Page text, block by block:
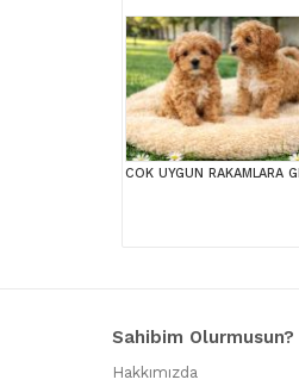
Sahibim Olurmusun?
Hakkımızda